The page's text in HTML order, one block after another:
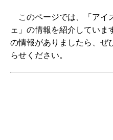
このページでは、「アイ
ェ」の情報を紹介していま
の情報がありましたら、ぜ
らせください。